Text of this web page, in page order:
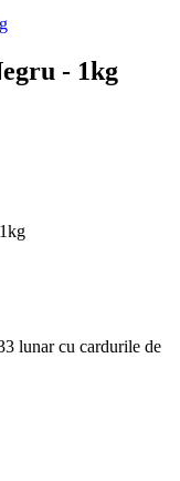
- 1kg
lunar cu cardurile de